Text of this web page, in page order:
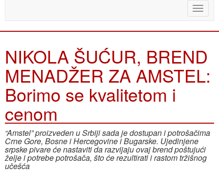
Toggle
NIKOLA ŠUĆUR, BREND
MENADŽER ZA AMSTEL:
Borimo se kvalitetom i
cenom
“Amstel” proizveden u Srbiji sada je dostupan i potrošačima
Crne Gore, Bosne i Hercegovine i Bugarske. Ujedinjene
srpske pivare će nastaviti da razvijaju ovaj brend poštujući
želje i potrebe potrošača, što će rezultirati i rastom tržišnog
učešća